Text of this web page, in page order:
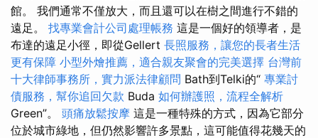
館。 我們通常不僅放大，而且還可以在樹之間進行不錯的
遠足。 找專業會計公司處理帳務 這是一個好的領導者，是
布達的遠足小徑，即從Gellert 長照服務，讓您的長者生活
更有保障 小型外燴推薦，適合親友聚會的完美選擇 台灣前
十大律師事務所，實力派法律顧問 Bath到Telki的“ 專業討
債服務，幫你追回欠款 Buda 如何辦護照，流程全解析
Green”。 頭痛放鬆按摩 這是一種特殊的方式，因為它部分
位於城市綠地，但仍然影響許多景點，這可能值得花幾天的